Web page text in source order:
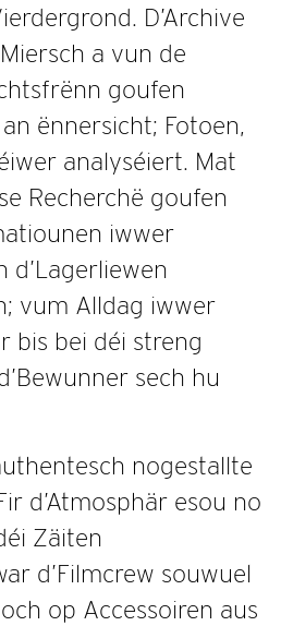
D’Archive
a vun de
goufen
ënnersicht; Fotoen,
analyséiert. Mat
Recherchë goufen
iwwer
d’Lagerliewen
vum Alldag iwwer
bis bei déi streng
sech hu
nogestallte
d’Atmosphär esou no
Zäiten
d’Filmcrew souwuel
op Accessoiren aus